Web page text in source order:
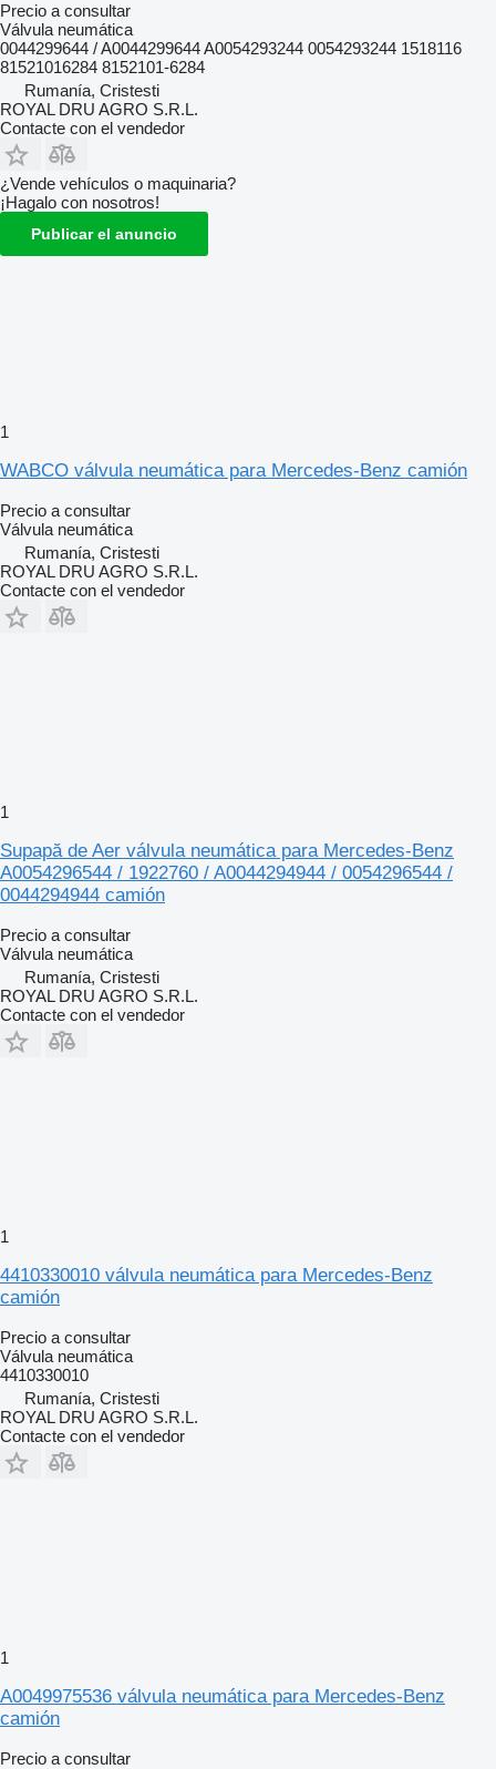
Precio a consultar
Válvula neumática
0044299644 / A0044299644 A0054293244 0054293244 1518116
81521016284 8152101-6284
Rumanía, Cristesti
ROYAL DRU AGRO S.R.L.
Contacte con el vendedor
¿Vende vehículos o maquinaria?
¡Hagalo con nosotros!
Publicar el anuncio
1
WABCO válvula neumática para Mercedes-Benz camión
Precio a consultar
Válvula neumática
Rumanía, Cristesti
ROYAL DRU AGRO S.R.L.
Contacte con el vendedor
1
Supapă de Aer válvula neumática para Mercedes-Benz
A0054296544 / 1922760 / A0044294944 / 0054296544 /
0044294944 camión
Precio a consultar
Válvula neumática
Rumanía, Cristesti
ROYAL DRU AGRO S.R.L.
Contacte con el vendedor
1
4410330010 válvula neumática para Mercedes-Benz
camión
Precio a consultar
Válvula neumática
4410330010
Rumanía, Cristesti
ROYAL DRU AGRO S.R.L.
Contacte con el vendedor
1
A0049975536 válvula neumática para Mercedes-Benz
camión
Precio a consultar